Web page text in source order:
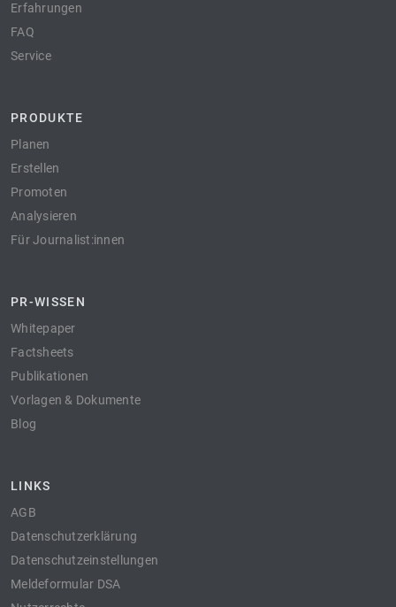
Erfahrungen
FAQ
Service
PRODUKTE
Planen
Erstellen
Promoten
Analysieren
Für Journalist:innen
PR-WISSEN
Whitepaper
Factsheets
Publikationen
Vorlagen & Dokumente
Blog
LINKS
AGB
Datenschutzerklärung
Datenschutzeinstellungen
Meldeformular DSA